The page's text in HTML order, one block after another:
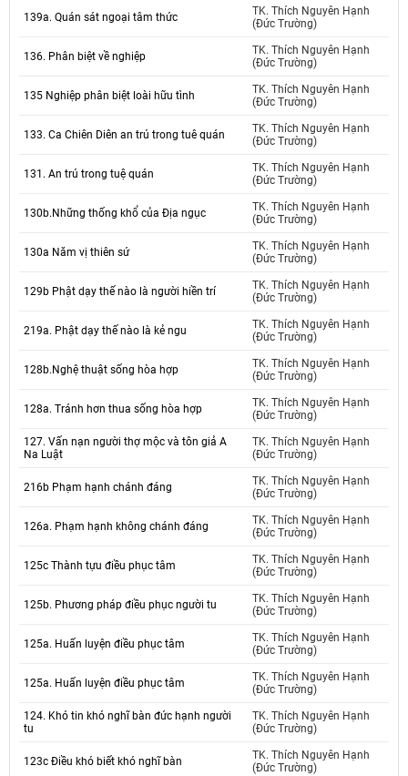
139a. Quán sát ngoại tâm thức
TK. Thích Nguyên Hạnh
(Đức Trường)
136. Phân biệt về nghiệp
TK. Thích Nguyên Hạnh
(Đức Trường)
135 Nghiệp phân biệt loài hữu tình
TK. Thích Nguyên Hạnh
(Đức Trường)
133. Ca Chiên Diên an trú trong tuê quán
TK. Thích Nguyên Hạnh
(Đức Trường)
131. An trú trong tuệ quán
TK. Thích Nguyên Hạnh
(Đức Trường)
130b.Những thống khổ của Địa ngục
TK. Thích Nguyên Hạnh
(Đức Trường)
130a Năm vị thiên sứ
TK. Thích Nguyên Hạnh
(Đức Trường)
129b Phật dạy thế nào là người hiền trí
TK. Thích Nguyên Hạnh
(Đức Trường)
219a. Phật dạy thế nào là kẻ ngu
TK. Thích Nguyên Hạnh
(Đức Trường)
128b.Nghệ thuật sống hòa hợp
TK. Thích Nguyên Hạnh
(Đức Trường)
128a. Tránh hơn thua sống hòa hợp
TK. Thích Nguyên Hạnh
(Đức Trường)
127. Vấn nạn người thợ mộc và tôn giả A
Na Luật
TK. Thích Nguyên Hạnh
(Đức Trường)
216b Phạm hạnh chánh đáng
TK. Thích Nguyên Hạnh
(Đức Trường)
126a. Phạm hạnh không chánh đáng
TK. Thích Nguyên Hạnh
(Đức Trường)
125c Thành tựu điều phục tâm
TK. Thích Nguyên Hạnh
(Đức Trường)
125b. Phương pháp điều phục người tu
TK. Thích Nguyên Hạnh
(Đức Trường)
125a. Huấn luyện điều phục tâm
TK. Thích Nguyên Hạnh
(Đức Trường)
125a. Huấn luyện điều phục tâm
TK. Thích Nguyên Hạnh
(Đức Trường)
124. Khó tin khó nghĩ bàn đức hạnh người
tu
TK. Thích Nguyên Hạnh
(Đức Trường)
123c Điều khó biết khó nghĩ bàn
TK. Thích Nguyên Hạnh
(Đức Trường)